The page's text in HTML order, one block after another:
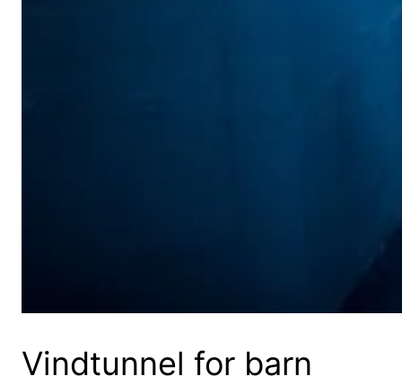
Vindtunnel for barn